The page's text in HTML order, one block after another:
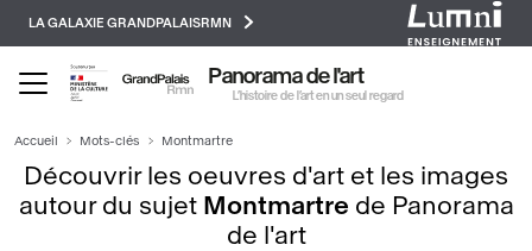
principal
LA GALAXIE GRANDPALAISRMN
Panorama de l'art
L’histoire de l’art en un seul regard
Accueil Mots-clés Montmartre
Découvrir les oeuvres d'art et les images
autour du sujet Montmartre de Panorama
de l'art